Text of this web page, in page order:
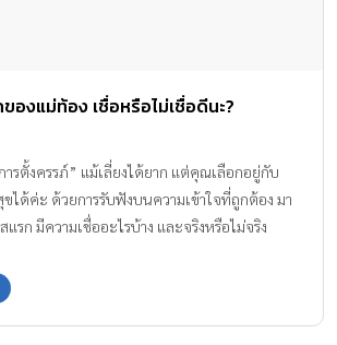
องแม่ท้อง เชื่อหรือไม่เชื่อดีนะ?
ารตั้งครรภ์” แม้เลี่ยงได้ยาก แต่คุณเลือกอยู่กับ
ขได้ค่ะ ด้วยการรับฟังบนความเข้าใจที่ถูกต้อง มา
รก มีความเชื่ออะไรบ้าง และจริงหรือไม่จริง